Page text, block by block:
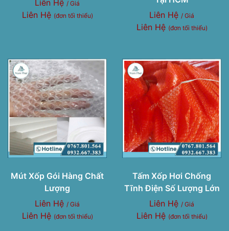
Liên Hệ / Giá
Liên Hệ (đơn tối thiểu)
Liên Hệ / Giá
Liên Hệ (đơn tối thiểu)
Mút Xốp Gói Hàng Chất
Lượng
Liên Hệ / Giá
Liên Hệ (đơn tối thiểu)
Tấm Xốp Hơi Chống
Tĩnh Điện Số Lượng Lớn
Liên Hệ / Giá
Liên Hệ (đơn tối thiểu)